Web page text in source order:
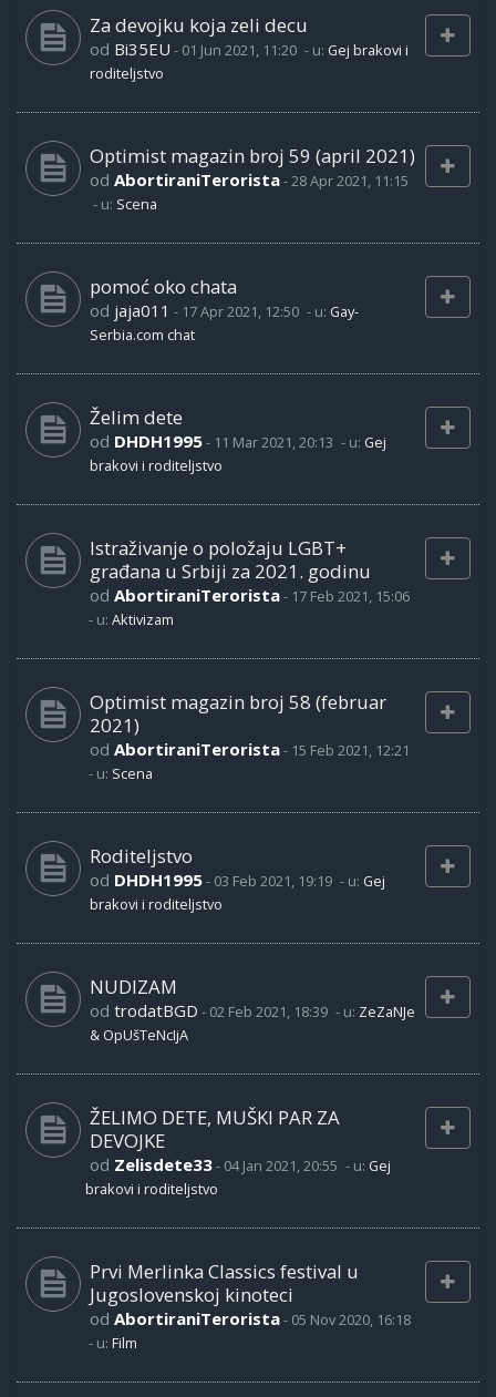
Za devojku koja zeli decu
od Bi35EU - 01 Jun 2021, 11:20 - u: Gej brakovi i
roditeljstvo
Optimist magazin broj 59 (april 2021)
od AbortiraniTerorista-28 Apr 2021, 11:15
- u: Scena
pomoć oko chata
od jaja011 - 17 Apr 2021, 12:50 - u: Gay-
Serbia.com chat
Želim dete
od DHDH1995- 11 Mar 2021, 20:13 - u: Gej
brakovi i roditeljstvo
Istraživanje o položaju LGBT+
građana u Srbiji za 2021. godinu
od AbortiraniTerorista- 17 Feb 2021, 15:06
- u: Aktivizam
Optimist magazin broj 58 (februar
2021)
od AbortiraniTerorista- 15 Feb 2021, 12:21
- u: Scena
Roditeljstvo
od DHDH1995- 03 Feb 2021, 19:19 - u: Gej
brakovi i roditeljstvo
NUDIZAM
od trodatBGD - 02 Feb 2021, 18:39 - u: ZeZaNJe
& OpUšTeNcIjA
ŽELIMO DETE, MUŠKI PAR ZA
DEVOJKE
od Zelisdete33- 04 Jan 2021, 20:55 - u: Gej
brakovi i roditeljstvo
Prvi Merlinka Classics festival u
Jugoslovenskoj kinoteci
od AbortiraniTerorista- 05 Nov 2020, 16:18
- u: Film